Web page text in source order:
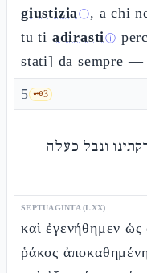
giustiziaⓘ, a chi
tu ti adirastiⓘ
stati] da sempre —
5 🗝️3
ונבל כעלה
SEPTUAGINTA (LXX)
καὶ ἐγενήθημεν ὡς
ῥάκος